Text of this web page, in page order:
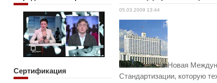
05.03.2009 13:44
Новая
Стандартизации, которую
Сертификация